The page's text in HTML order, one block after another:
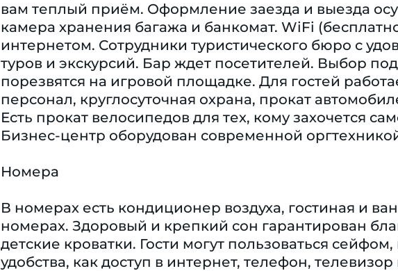
вам теплый приём. Оформление заезда и выезда
камера хранения багажа и банкомат. WiFi
интернетом. Сотрудники туристического бюро с
туров и экскурсий. Бар ждет посетителей. Выбор
порезвятся на игровой площадке. Для гостей
персонал, круглосуточная охрана, прокат
Есть прокат велосипедов для тех, кому захочется
Бизнес-центр оборудован современной
Номера
В номерах есть кондиционер воздуха, гостиная и
номерах. Здоровый и крепкий сон гарантирован
детские кроватки. Гости могут пользоваться
удобства, как доступ в интернет, телефон,